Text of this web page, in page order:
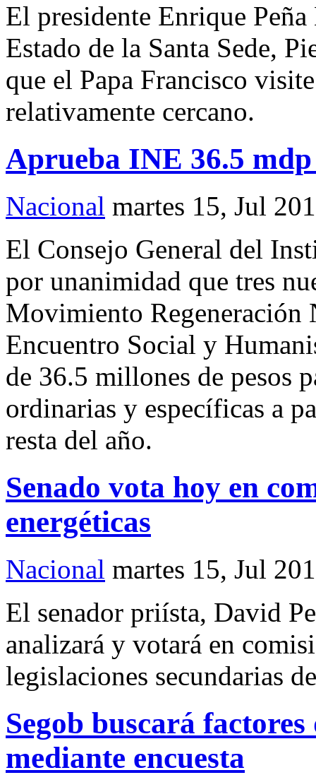
El presidente Enrique
Estado de la Santa Sede,
que el Papa Francisco
relativamente cercano.
Aprueba INE 36.5 mdp
Nacional martes 15, Jul
El Consejo General del
por unanimidad que tres
Movimiento Regeneración
Encuentro Social y
de 36.5 millones de pesos
ordinarias y específicas a
resta del año.
Senado vota hoy en
energéticas
Nacional martes 15, Jul
El senador priísta, David
analizará y votará en
legislaciones secundarias
Segob buscará
mediante encuesta